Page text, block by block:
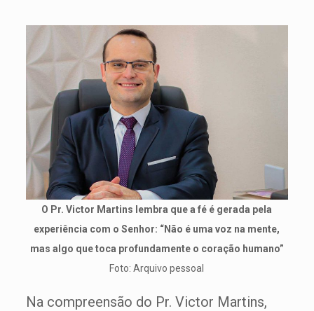
O Pr. Victor Martins lembra que a fé é gerada pela
experiência com o Senhor: “Não é uma voz na mente,
mas algo que toca profundamente o coração humano”
Foto: Arquivo pessoal
Na compreensão do Pr. Victor Martins,